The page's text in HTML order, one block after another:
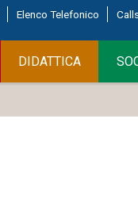
Elenco Telefonico
DIDATTICA